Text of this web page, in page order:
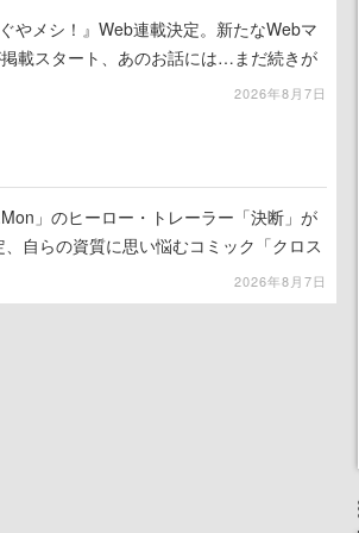
やメシ！』Web連載決定。新たなWebマ
載スタート、あのお話には…まだ続きが
2026年8月7日
」のヒーロー・トレーラー「決断」が
自らの資質に思い悩むコミック「クロス
2026年8月7日